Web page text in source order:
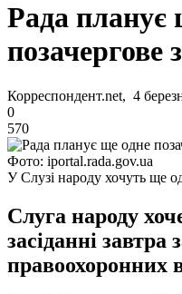
Рада планує
позачергове
Корреспондент.net, 4
0
570
Фото: iportal.rada.gov.ua
У Слузі народу хочуть ще
Слуга народу
засіданні завтра
правоохоронних